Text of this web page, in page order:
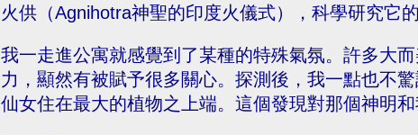
火供（Agnihotra神聖的印度火儀式），科學研究它的
我一走進公寓就感覺到了某種的特殊氣氛。許多大
力，顯然有被賦予很多關心。探測後，我一點也不
仙女住在最大的植物之上端。這個發現對那個神明